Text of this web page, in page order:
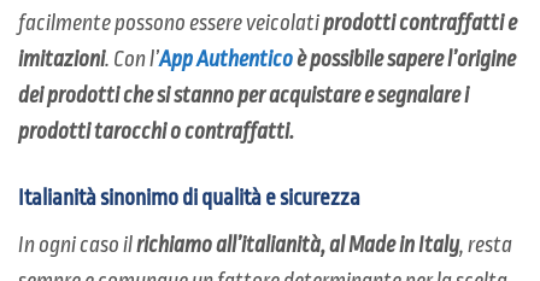
facilmente possono essere veicolatiprodotti contraffatti e
imitazioni. Con l’App Authenticoè possibile sapere l’origine
dei prodotti che si stanno per acquistare e segnalare i
prodotti tarocchi o contraffatti.
Italianità sinonimo di qualità e sicurezza
In ogni caso ilrichiamo all’italianità, al Made in Italy, resta